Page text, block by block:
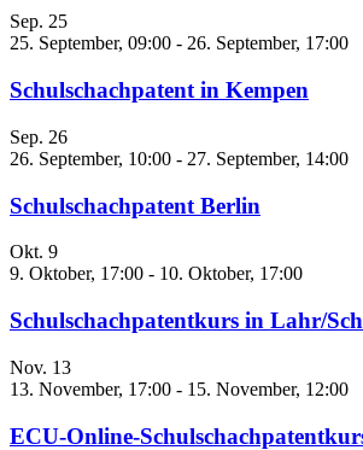
Sep. 25
25. September, 09:00 - 26. September, 17:00
Schulschachpatent in Kempen
Sep. 26
26. September, 10:00 - 27. September, 14:00
Schulschachpatent Berlin
Okt. 9
9. Oktober, 17:00 - 10. Oktober, 17:00
Schulschachpatentkurs in Lahr/
Nov. 13
13. November, 17:00 - 15. November, 12:00
ECU-Online-